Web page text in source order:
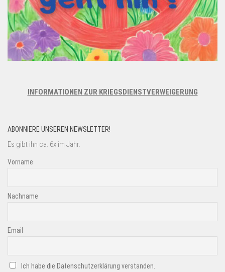
INFORMATIONEN ZUR KRIEGSDIENSTVERWEIGERUNG
ABONNIERE UNSEREN NEWSLETTER!
Es gibt ihn ca. 6x im Jahr.
Vorname
Nachname
Email
Ich habe die Datenschutzerklärung verstanden.